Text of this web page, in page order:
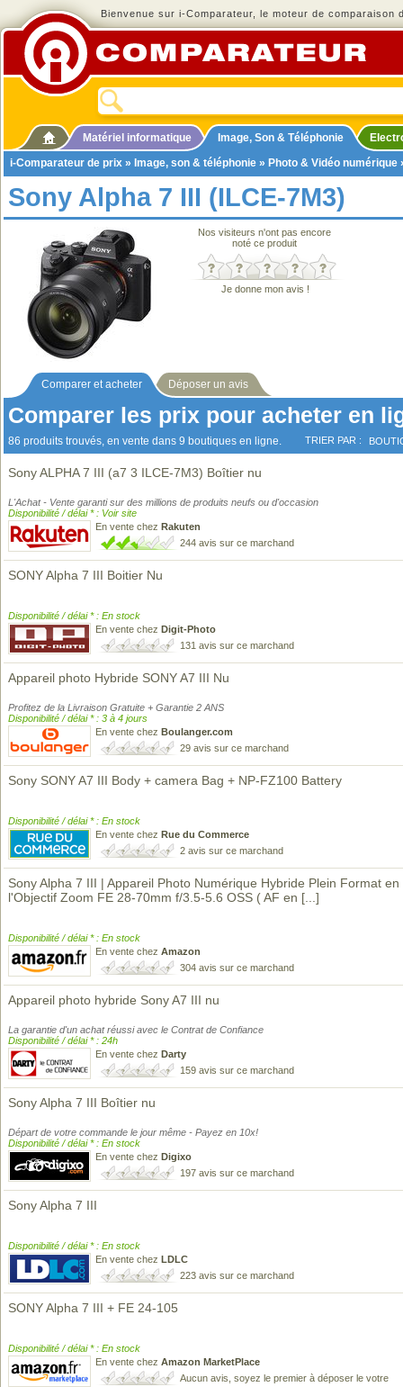
Bienvenue sur i-Comparateur, le moteur de comparaison
Matériel informatique Image, Son & Téléphonie
i-Comparateur de prix » Image, son & téléphonie » Photo & Vidéo numérique
Sony Alpha 7 III (ILCE-7M3)
Nos visiteurs n'ont pas encore
noté ce produit
Je donne mon avis !
Comparer et acheter Déposer un avis
Comparer les prix pour acheter en
86 produits trouvés, en vente dans 9 boutiques en ligne. TRIER PAR :
Sony ALPHA 7 III (a7 3 ILCE-7M3) Boîtier nu
L'Achat - Vente garanti sur des millions de produits neufs ou d'occasion
Disponibilité / délai * : Voir site
En vente chez Rakuten
244 avis sur ce marchand
SONY Alpha 7 III Boitier Nu
Disponibilité / délai * : En stock
En vente chez Digit-Photo
131 avis sur ce marchand
Appareil photo Hybride SONY A7 III Nu
Profitez de la Livraison Gratuite + Garantie 2 ANS
Disponibilité / délai * : 3 à 4 jours
En vente chez Boulanger.com
29 avis sur ce marchand
Sony SONY A7 III Body + camera Bag + NP-FZ100 Battery
Disponibilité / délai * : En stock
En vente chez Rue du Commerce
2 avis sur ce marchand
Sony Alpha 7 III | Appareil Photo Numérique Hybride Plein Format en
l'Objectif Zoom FE 28-70mm f/3.5-5.6 OSS ( AF en [...]
Disponibilité / délai * : En stock
En vente chez Amazon
304 avis sur ce marchand
Appareil photo hybride Sony A7 III nu
La garantie d'un achat réussi avec le Contrat de Confiance
Disponibilité / délai * : 24h
En vente chez Darty
159 avis sur ce marchand
Sony Alpha 7 III Boîtier nu
Départ de votre commande le jour même - Payez en 10x!
Disponibilité / délai * : En stock
En vente chez Digixo
197 avis sur ce marchand
Sony Alpha 7 III
Disponibilité / délai * : En stock
En vente chez LDLC
223 avis sur ce marchand
SONY Alpha 7 III + FE 24-105
Disponibilité / délai * : En stock
En vente chez Amazon MarketPlace
Aucun avis, soyez le premier à déposer le votre